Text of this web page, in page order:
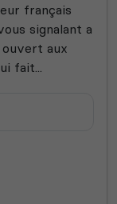
français
signalant a
aux
fait...